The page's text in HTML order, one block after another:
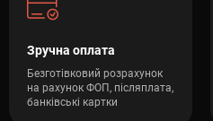
Зручна оплата
Безготівковий розрахунок
на рахунок ФОП, післяплата,
банківські картки